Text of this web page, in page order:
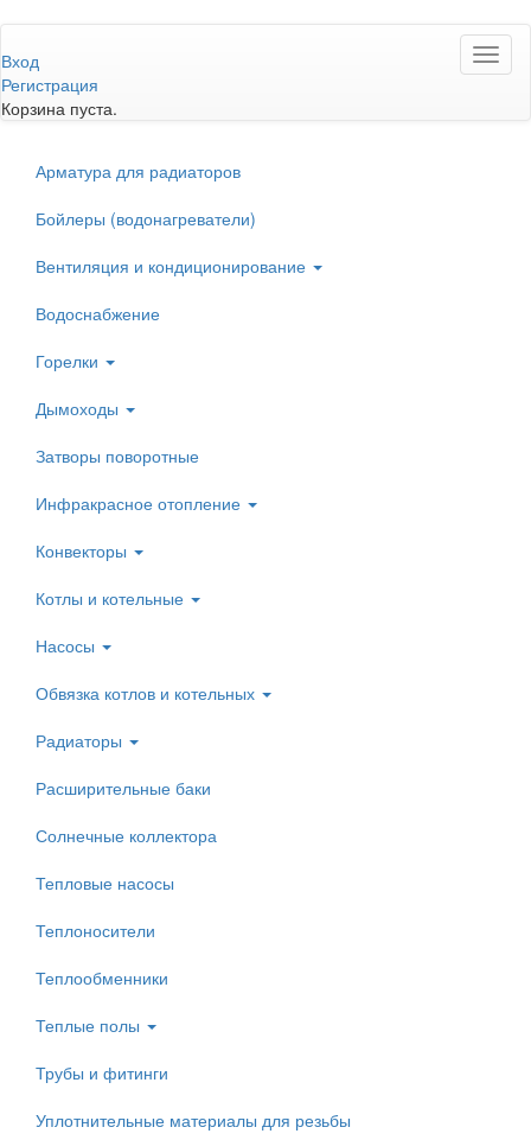
к
основному
содержанию
Вход
Регистрация
Корзина пуста.
Арматура для радиаторов
Бойлеры (водонагреватели)
Вентиляция и кондиционирование
Водоснабжение
Горелки
Дымоходы
Затворы поворотные
Инфракрасное отопление
Конвекторы
Котлы и котельные
Насосы
Обвязка котлов и котельных
Радиаторы
Расширительные баки
Солнечные коллектора
Тепловые насосы
Теплоносители
Теплообменники
Теплые полы
Трубы и фитинги
Уплотнительные материалы для резьбы